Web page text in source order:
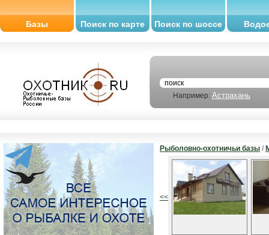
Базы Поиск по карте Поиск по шоссе
Например: Астрахань
Рыболовно-охотничьи базы /
<<